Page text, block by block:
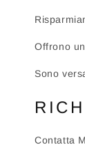
Offrono
Sono
Contatta